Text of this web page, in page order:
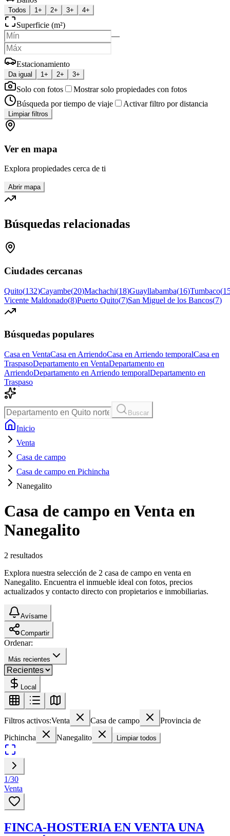
Todos 1+ 2+ 3+ 4+
Superficie (m²)
—
Estacionamiento
Da igual 1+ 2+ 3+
Solo con fotos
Mostrar solo propiedades con fotos
Búsqueda por tiempo de viaje
Activar filtro por distancia
Limpiar filtros
Ver en mapa
Explora propiedades cerca de ti
Abrir mapa
Búsquedas relacionadas
Ciudades cercanas
Quito(132)Cayambe(20)Machachi(18)Guayllabamba(16)Tumbaco(
Vicente Maldonado(8)Puerto Quito(7)San Miguel de los Bancos(7)
Búsquedas populares
Casa en VentaCasa en ArriendoCasa en Arriendo temporalCasa en
TraspasoDepartamento en VentaDepartamento en
ArriendoDepartamento en Arriendo temporalDepartamento en
Traspaso
Buscar
Inicio
Venta
Casa de campo
Casa de campo en Pichincha
Nanegalito
Casa de campo en Venta en
Nanegalito
2 resultados
Explora nuestra selección de 2 casa de campo en venta en
Nanegalito. Encuentra el inmueble ideal con fotos, precios
actualizados y contacto directo con propietarios e inmobiliarias.
Avísame
Compartir
Ordenar:
Más recientes
Local
Filtros activos:Venta Casa de campo
Provincia de
Pichincha
Nanegalito Limpiar todos
1/30
Venta
FINCA-HOSTERIA EN VENTA UNA